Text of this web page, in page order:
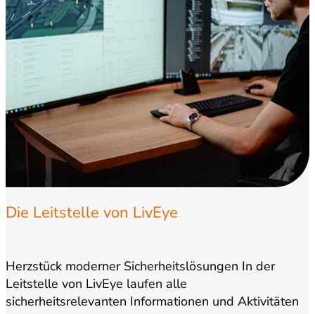
Die Leitstelle von LivEye
Herzstück moderner Sicherheitslösungen In der
Leitstelle von LivEye laufen alle
sicherheitsrelevanten Informationen und Aktivitäten